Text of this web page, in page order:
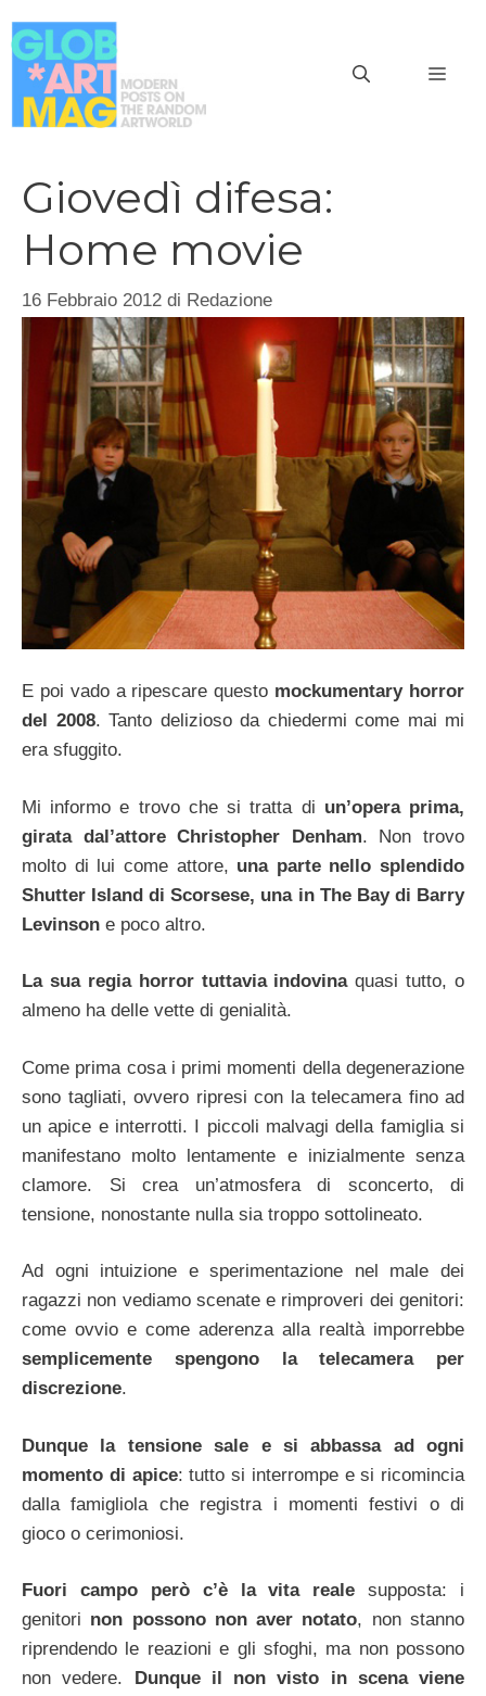
al
contenuto
Giovedì difesa:
Home movie
16 Febbraio 2012 di Redazione
E poi vado a ripescare questo mockumentary horror
del 2008. Tanto delizioso da chiedermi come mai mi
era sfuggito.
Mi informo e trovo che si tratta di un’opera prima,
girata dal’attore Christopher Denham. Non trovo
molto di lui come attore, una parte nello splendido
Shutter Island di Scorsese, una in The Bay di Barry
Levinson e poco altro.
La sua regia horror tuttavia indovinaquasi tutto, o
almeno ha delle vette di genialità.
Come prima cosa i primi momenti della degenerazione
sono tagliati, ovvero ripresi con la telecamera fino ad
un apice e interrotti. I piccoli malvagi della famiglia si
manifestano molto lentamente e inizialmente senza
clamore. Si crea un’atmosfera di sconcerto, di
tensione, nonostante nulla sia troppo sottolineato.
Ad ogni intuizione e sperimentazione nel male dei
ragazzi non vediamo scenate e rimproveri dei genitori:
come ovvio e come aderenza alla realtà imporrebbe
semplicemente spengono la telecamera per
discrezione.
Dunque la tensione sale e si abbassa ad ogni
momento di apice: tutto si interrompe e si ricomincia
dalla famigliola che registra i momenti festivi o di
gioco o cerimoniosi.
Fuori campo però c’è la vita reale supposta: i
genitori non possono non aver notato, non stanno
riprendendo le reazioni e gli sfoghi, ma non possono
non vedere. Dunque il non visto in scena viene